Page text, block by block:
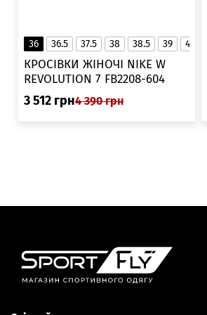
36 36.5 37.5 38 38.5 39 40
КРОСІВКИ ЖІНОЧІ NIKE W
REVOLUTION 7 FB2208-604
3 512 грн4 390 грн